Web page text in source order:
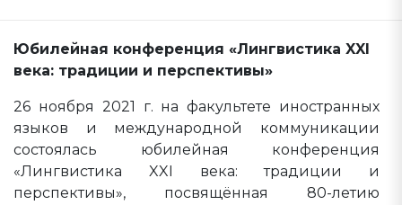
Юбилейная конференция «Лингвистика XXI
века: традиции и перспективы»
26 ноября 2021 г. на факультете иностранных
языков и международной коммуникации
состоялась юбилейная конференция
«Лингвистика XXI века: традиции и
перспективы», посвящённая 80-летию